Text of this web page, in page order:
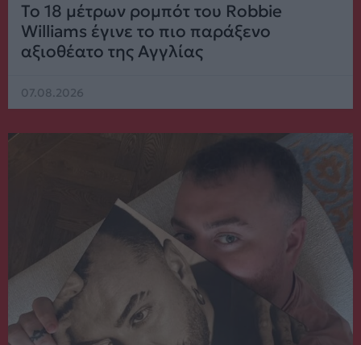
Το 18 μέτρων ρομπότ του Robbie
Williams έγινε το πιο παράξενο
αξιοθέατο της Αγγλίας
07.08.2026